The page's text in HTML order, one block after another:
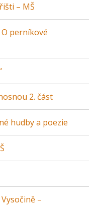
– MŠ
perníkové
2. část
hudby a poezie
–